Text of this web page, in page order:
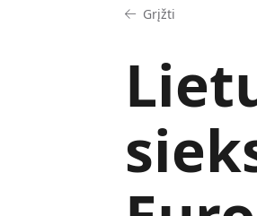
Grįžti